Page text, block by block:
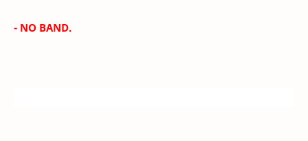
- NO BAND.